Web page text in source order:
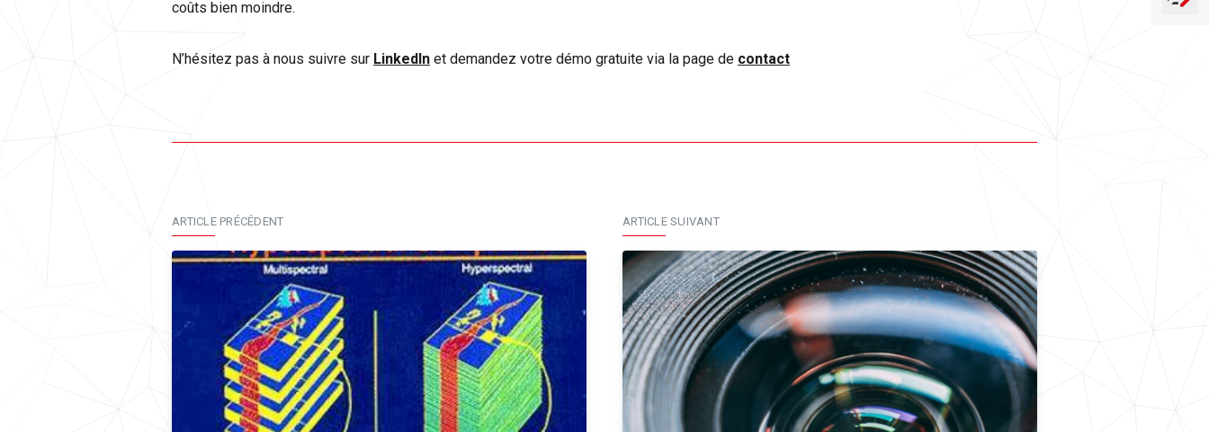
coûts bien moindre.
N’hésitez pas à nous suivre sur LinkedIn et demandez votre démo gratuite via la page de contact
ARTICLE PRÉCÉDENT ARTICLE SUIVANT